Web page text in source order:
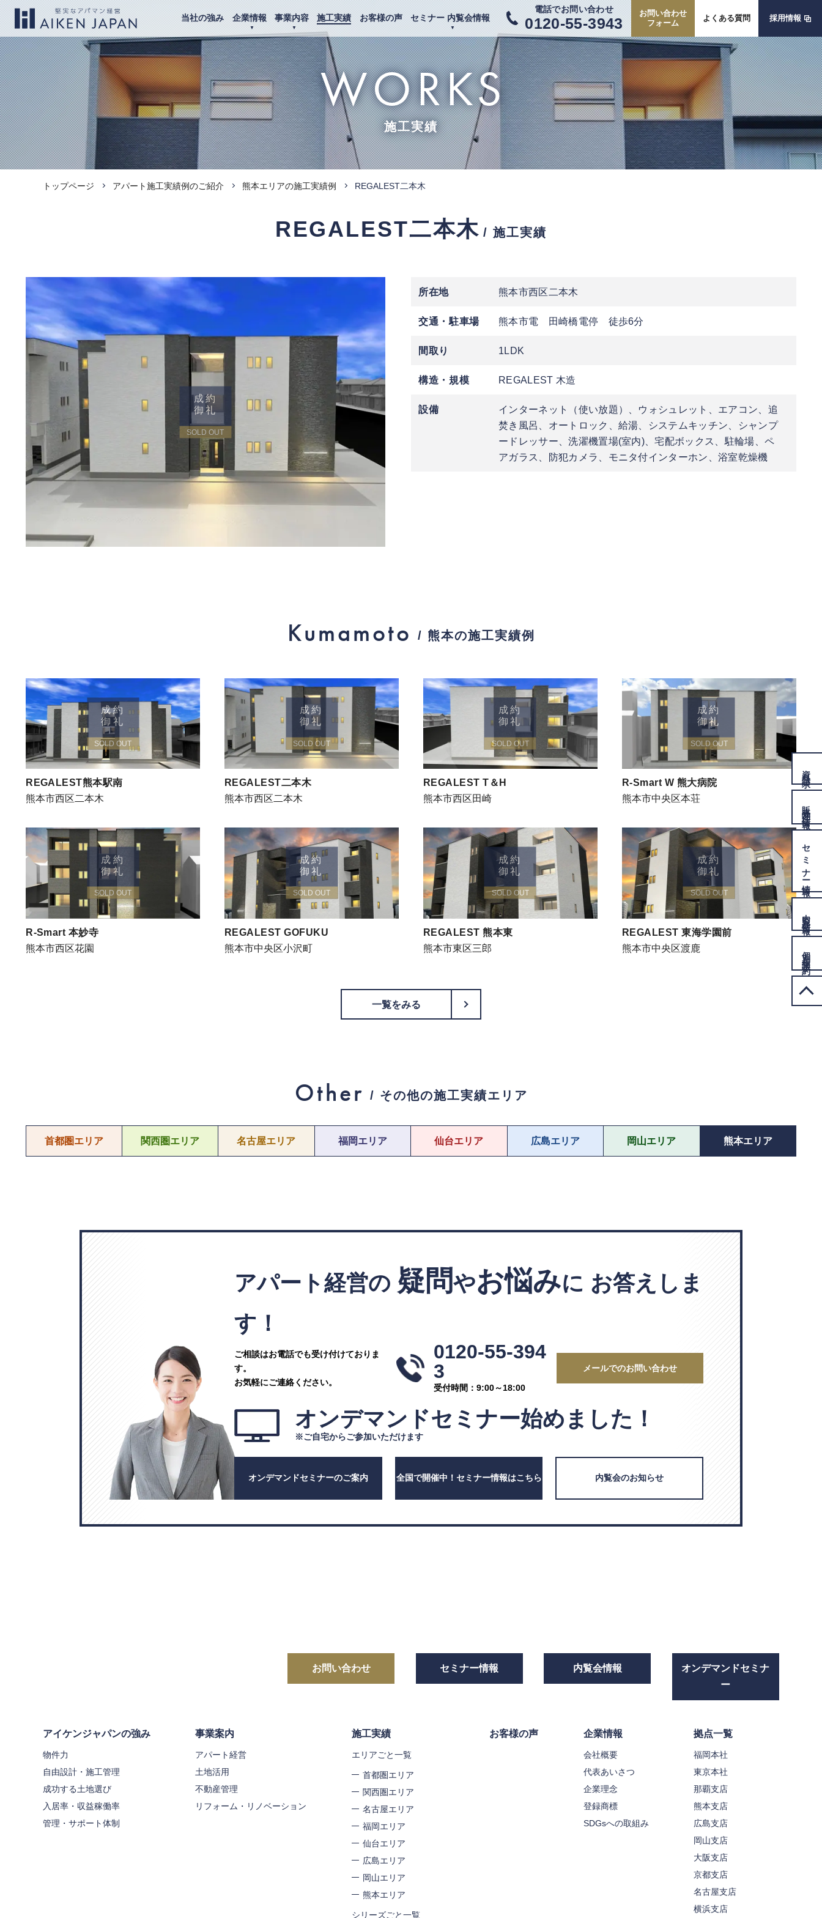
当社の強み 企業情報 事業内容 施工実績 お客様の声 セミナー 内覧会情報
電話でお問い合わせ
0120-55-3943
お問い合わせ
フォーム
よくある質問 採用情報
WORKS
施工実績
トップページ アパート施工実績例のご紹介 熊本エリアの施工実績例 REGALEST二本木
REGALEST二本木 / 施工実績
成約
御礼
SOLD OUT
所在地 熊本市西区二本木
交通・駐車場 熊本市電 田崎橋電停 徒歩6分
間取り 1LDK
構造・規模 REGALEST 木造
設備
インターネット（使い放題）、ウォシュレット、エアコン、追
焚き風呂、オートロック、給湯、システムキッチン、シャンプ
ードレッサー、洗濯機置場(室内)、宅配ボックス、駐輪場、ペ
アガラス、防犯カメラ、モニタ付インターホン、浴室乾燥機
Kumamoto / 熊本の施工実績例
成約
御礼
SOLD OUT
REGALEST熊本駅南
熊本市西区二本木
成約
御礼
SOLD OUT
REGALEST二本木
熊本市西区二本木
成約
御礼
SOLD OUT
REGALEST T＆H
熊本市西区田崎
成約
御礼
SOLD OUT
R-Smart W 熊大病院
熊本市中央区本荘
成約
御礼
SOLD OUT
R-Smart 本妙寺
熊本市西区花園
成約
御礼
SOLD OUT
REGALEST GOFUKU
熊本市中央区小沢町
成約
御礼
SOLD OUT
REGALEST 熊本東
熊本市東区三郎
成約
御礼
SOLD OUT
REGALEST 東海学園前
熊本市中央区渡鹿
一覧をみる
Other / その他の施工実績エリア
首都圏エリア 関西圏エリア 名古屋エリア 福岡エリア 仙台エリア 広島エリア 岡山エリア 熊本エリア
アパート経営の 疑問やお悩みに お答えしま
す！
ご相談はお電話でも受け付けておりま
す。
お気軽にご連絡ください。
0120-55-394
3
受付時間：9:00～18:00
メールでのお問い合わせ
オンデマンドセミナー始めました！
※ご自宅からご参加いただけます
オンデマンドセミナーのご案内 全国で開催中！セミナー情報はこちら 内覧会のお知らせ
請求
販売物件
情報
セミナー
情報
情報
個別相談
予約
PageTop
お問い合わせ セミナー情報 内覧会情報
オンデマンドセミナ
ー
アイケンジャパンの強み
物件力
自由設計・施工管理
成功する土地選び
入居率・収益稼働率
管理・サポート体制
事業案内
アパート経営
土地活用
不動産管理
リフォーム・リノベーション
施工実績
エリアごと一覧
首都圏エリア
関西圏エリア
名古屋エリア
福岡エリア
仙台エリア
広島エリア
岡山エリア
熊本エリア
シリーズごと一覧
お客様の声 企業情報
会社概要
代表あいさつ
企業理念
登録商標
SDGsへの取組み
拠点一覧
福岡本社
東京本社
那覇支店
熊本支店
広島支店
岡山支店
大阪支店
京都支店
名古屋支店
横浜支店